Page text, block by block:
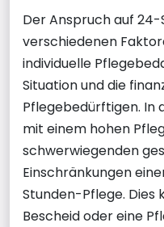
Der Anspruch auf
verschiedenen
individuelle
Situation und die
Pflegebedürftigen. In
mit einem hohen
schwerwiegenden
Einschränkungen
Stunden-Pflege. Dies
Bescheid oder eine